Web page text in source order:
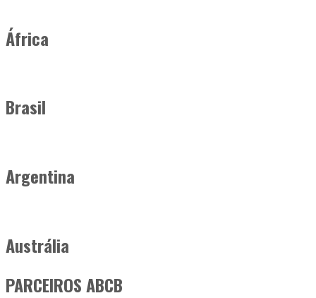
África
Brasil
Argentina
Austrália
PARCEIROS ABCB